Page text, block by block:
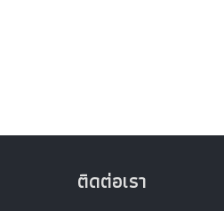
ติดต่อเรา